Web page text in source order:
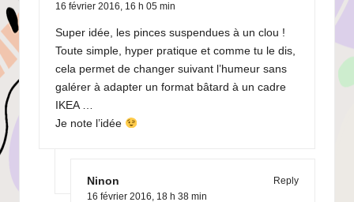
16 février 2016, 16 h 05 min
Super idée, les pinces suspendues à un clou !
Toute simple, hyper pratique et comme tu le dis,
cela permet de changer suivant l’humeur sans
galérer à adapter un format bâtard à un cadre
IKEA …
Je note l’idée
Ninon
Reply
16 février 2016, 18 h 38 min